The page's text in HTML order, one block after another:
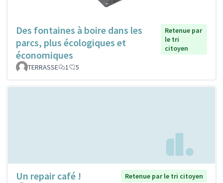
Des fontaines à boire dans les
parcs, plus écologiques et
économiques
Retenue par
le tri
citoyen
TERRASSE 1 5
Un repair café !
Retenue par le tri citoyen